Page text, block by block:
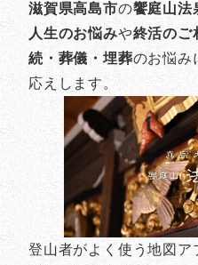
滋賀県高島市の饗庭山法
人生のお悩みや終活のご
続・葬儀・埋葬のお悩み
応えします。
登山者がよく使う地図